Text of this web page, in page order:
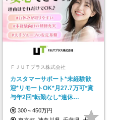
ＦＪＵＴプラス株式会社
カスタマーサポート*未経験歓
迎*リモートOK*月27.7万可*賞
与年2回*転勤なし*連休
OK/ZE010232
300～450万円